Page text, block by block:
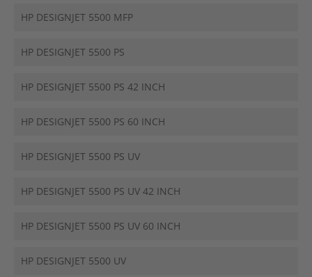
HP DESIGNJET 5500 MFP
HP DESIGNJET 5500 PS
HP DESIGNJET 5500 PS 42 INCH
HP DESIGNJET 5500 PS 60 INCH
HP DESIGNJET 5500 PS UV
HP DESIGNJET 5500 PS UV 42 INCH
HP DESIGNJET 5500 PS UV 60 INCH
HP DESIGNJET 5500 UV